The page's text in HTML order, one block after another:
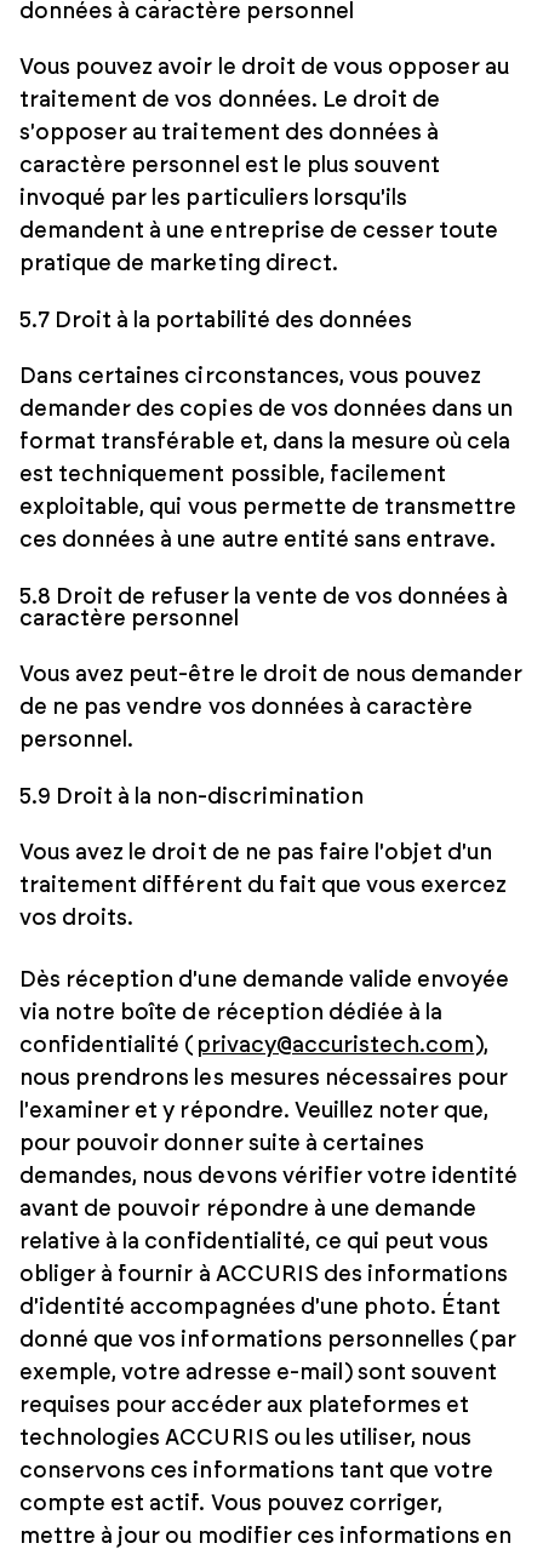
données à caractère personnel
Vous pouvez avoir le droit de vous opposer au
traitement de vos données. Le droit de
s'opposer au traitement des données à
caractère personnel est le plus souvent
invoqué par les particuliers lorsqu'ils
demandent à une entreprise de cesser toute
pratique de marketing direct.
5.7 Droit à la portabilité des données
Dans certaines circonstances, vous pouvez
demander des copies de vos données dans un
format transférable et, dans la mesure où cela
est techniquement possible, facilement
exploitable, qui vous permette de transmettre
ces données à une autre entité sans entrave.
5.8 Droit de refuser la vente de vos données à
caractère personnel
Vous avez peut-être le droit de nous demander
de ne pas vendre vos données à caractère
personnel.
5.9 Droit à la non-discrimination
Vous avez le droit de ne pas faire l'objet d'un
traitement différent du fait que vous exercez
vos droits.
Dès réception d'une demande valide envoyée
via notre boîte de réception dédiée à la
confidentialité ( privacy@accuristech.com ),
nous prendrons les mesures nécessaires pour
l'examiner et y répondre. Veuillez noter que,
pour pouvoir donner suite à certaines
demandes, nous devons vérifier votre identité
avant de pouvoir répondre à une demande
relative à la confidentialité, ce qui peut vous
obliger à fournir à ACCURIS des informations
d'identité accompagnées d'une photo. Étant
donné que vos informations personnelles (par
exemple, votre adresse e-mail) sont souvent
requises pour accéder aux plateformes et
technologies ACCURIS ou les utiliser, nous
conservons ces informations tant que votre
compte est actif. Vous pouvez corriger,
mettre à jour ou modifier ces informations en